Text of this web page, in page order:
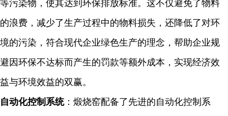
等污染物，使其达到环保排放标准。这不仅避免了物料
的浪费，减少了生产过程中的物料损失，还降低了对环
境的污染，符合现代企业绿色生产的理念，帮助企业规
避因环保不达标而产生的罚款等额外成本，实现经济效
益与环境效益的双赢。
自动化控制系统：煅烧窑配备了先进的自动化控制系